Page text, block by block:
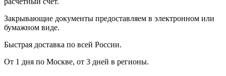
Закрывающие документы предоставляем в электронном или
бумажном виде.
Быстрая доставка по всей России.
От 1 дня по Москве, от 3 дней в регионы.